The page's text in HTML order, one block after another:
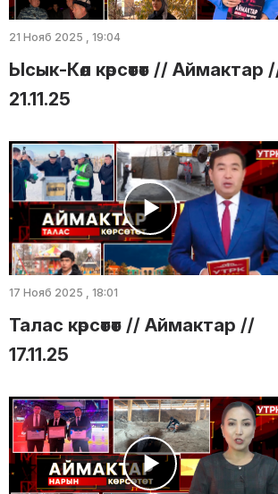
21 Нояб 2025 , 19:04
Ысык-Көл көрсөтөт // Аймактар
21.11.25
17 Нояб 2025 , 18:01
Талас көрсөтөт // Аймактар //
17.11.25